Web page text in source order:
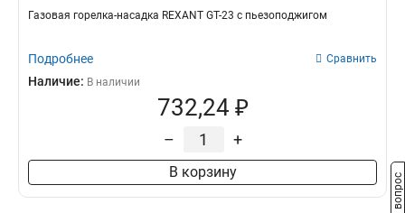
Газовая горелка-насадка REXANT GT-23 с пьезоподжигом
Подробнее Сравнить
Наличие: В наличии
732,24 ₽
– +
В корзину